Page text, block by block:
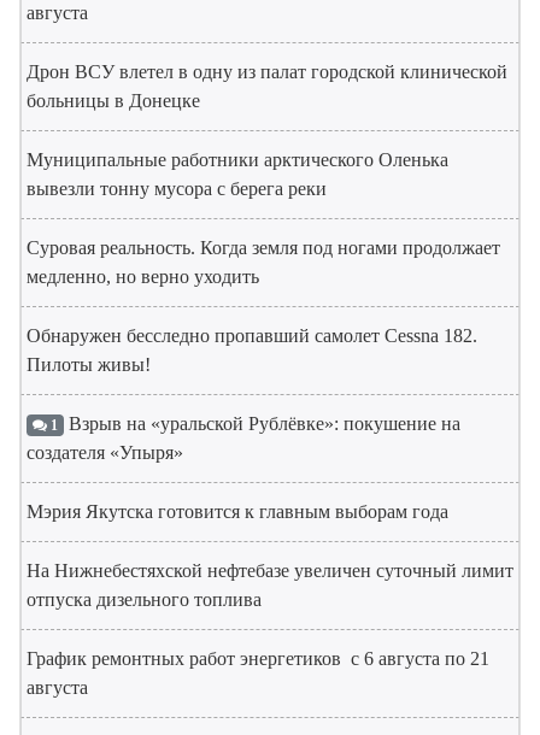
августа
Дрон ВСУ влетел в одну из палат городской клинической
больницы в Донецке
Муниципальные работники арктического Оленька
вывезли тонну мусора с берега реки
Суровая реальность. Когда земля под ногами продолжает
медленно, но верно уходить
Обнаружен бесследно пропавший самолет Cessna 182.
Пилоты живы!
1 Взрыв на «уральской Рублёвке»: покушение на
создателя «Упыря»
Мэрия Якутска готовится к главным выборам года
На Нижнебестяхской нефтебазе увеличен суточный лимит
отпуска дизельного топлива
График ремонтных работ энергетиков с 6 августа по 21
августа